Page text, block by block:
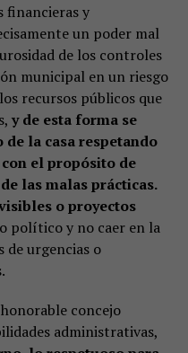
financieras y
un poder mal
de los controles
municipal en un riesgo
recursos públicos que
y de esta forma se
la casa respetando
el propósito de
las malas prácticas.
o proyectos
político y no caer en la
de urgencias o
concejo
administrativas,